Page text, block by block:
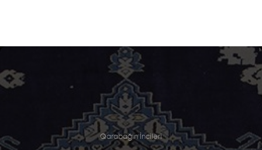
Qarabağın İnciləri